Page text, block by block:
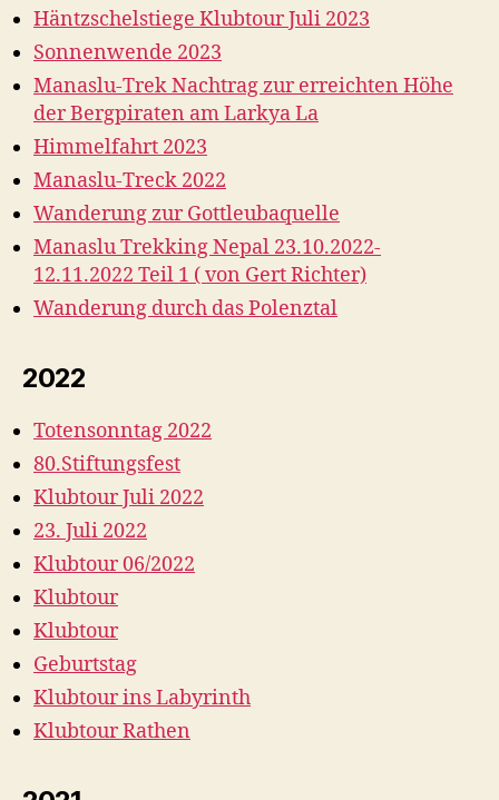
Häntzschelstiege Klubtour Juli 2023
Sonnenwende 2023
Manaslu-Trek Nachtrag zur erreichten Höhe
der Bergpiraten am Larkya La
Himmelfahrt 2023
Manaslu-Treck 2022
Wanderung zur Gottleubaquelle
Manaslu Trekking Nepal 23.10.2022-
12.11.2022 Teil 1 ( von Gert Richter)
Wanderung durch das Polenztal
2022
Totensonntag 2022
80.Stiftungsfest
Klubtour Juli 2022
23. Juli 2022
Klubtour 06/2022
Klubtour
Klubtour
Geburtstag
Klubtour ins Labyrinth
Klubtour Rathen